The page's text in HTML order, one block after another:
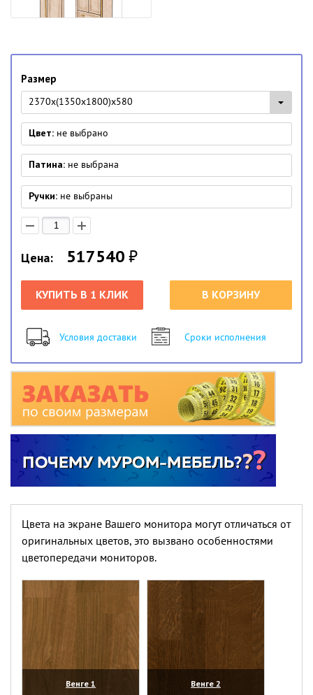
Размер
2370х(1350х1800)х580
Цвет: не выбрано
Патина: не выбрана
Ручки: не выбраны
Цена: 517540₽
КУПИТЬ В 1 КЛИК В КОРЗИНУ
Условия доставки Сроки исполнения
Цвета на экране Вашего монитора могут отличаться от
оригинальных цветов, это вызвано особенностями
цветопередачи мониторов.
Венге 1
Венге 2